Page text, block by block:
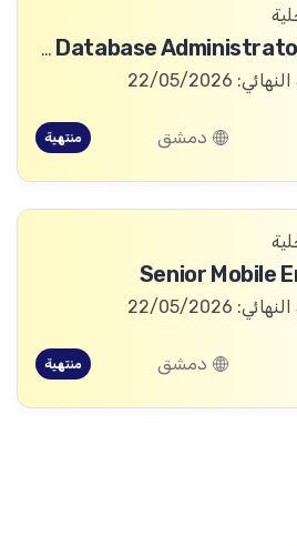
Senior Database Administrator (DBA)
22/05/2026
دمشق منتهية
Senior Mobile
22/05/2026
دمشق منتهية